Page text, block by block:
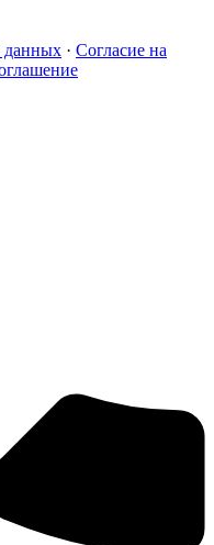
данных · Согласие на